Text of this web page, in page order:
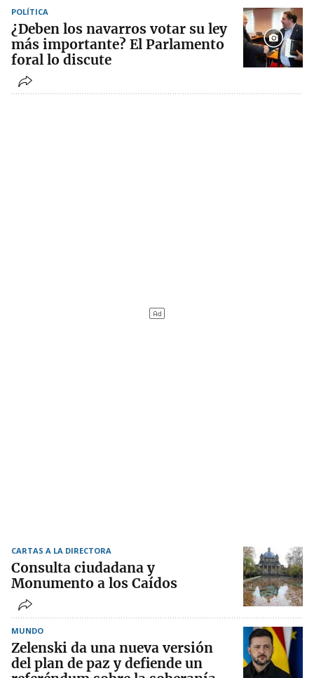
POLÍTICA
¿Deben los navarros votar su ley
más importante? El Parlamento
foral lo discute
CARTAS A LA DIRECTORA
Consulta ciudadana y
Monumento a los Caídos
MUNDO
Zelenski da una nueva versión
del plan de paz y defiende un